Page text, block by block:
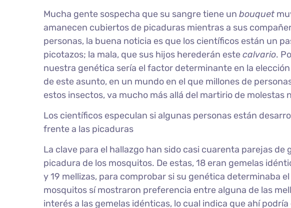
Mucha gente sospecha que su sangre tiene un bouquet
amanecen cubiertos de picaduras mientras a sus
personas, la buena noticia es que los científicos están un
picotazos; la mala, que sus hijos herederán estecalvario.
nuestra genética sería el factor determinante en la
de este asunto, en un mundo en el que millones de
estos insectos, va mucho más allá del martirio de molestas
Los científicos especulan si algunas personas están
frente a las picaduras
La clave para el hallazgo han sido casi cuarenta parejas de
picadura de los mosquitos. De estas, 18 eran gemelas
y 19 mellizas, para comprobar si su genética determinaba
mosquitos sí mostraron preferencia entre alguna de las
interés a las gemelas idénticas, lo cual indica que ahí